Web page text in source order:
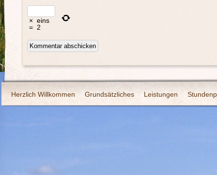
× eins
= 2
Herzlich Willkommen Grundsätzliches Leistungen